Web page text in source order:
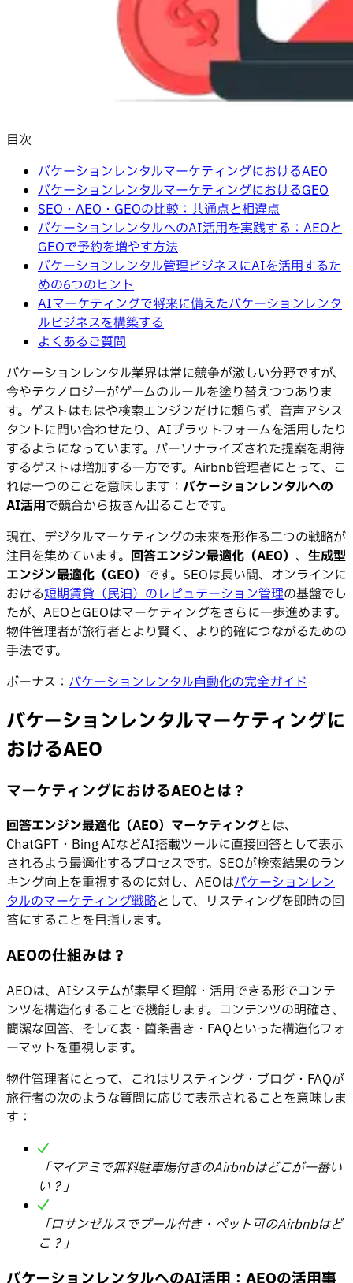
目次
バケーションレンタルマーケティングにおけるAEO
バケーションレンタルマーケティングにおけるGEO
SEO・AEO・GEOの比較：共通点と相違点
バケーションレンタルへのAI活用を実践する：AEOと
GEOで予約を増やす方法
バケーションレンタル管理ビジネスにAIを活用するた
めの6つのヒント
AIマーケティングで将来に備えたバケーションレンタ
ルビジネスを構築する
よくあるご質問
バケーションレンタル業界は常に競争が激しい分野ですが、
今やテクノロジーがゲームのルールを塗り替えつつありま
す。ゲストはもはや検索エンジンだけに頼らず、音声アシス
タントに問い合わせたり、AIプラットフォームを活用したり
するようになっています。パーソナライズされた提案を期待
するゲストは増加する一方です。Airbnb管理者にとって、こ
れは一つのことを意味します： バケーションレンタルへの
AI活用で競合から抜きん出ることです。
現在、デジタルマーケティングの未来を形作る二つの戦略が
注目を集めています。 回答エンジン最適化（AEO） 、 生成型
エンジン最適化（GEO） です。SEOは長い間、オンラインに
おける短期賃貸（民泊）のレピュテーション管理の基盤でし
たが、AEOとGEOはマーケティングをさらに一歩進めます。
物件管理者が旅行者とより賢く、より的確につながるための
手法です。
ボーナス： バケーションレンタル自動化の完全ガイド
バケーションレンタルマーケティングに
おけるAEO
マーケティングにおけるAEOとは？
回答エンジン最適化（AEO）マーケティングとは、
ChatGPT・Bing AIなどAI搭載ツールに直接回答として表示
されるよう最適化するプロセスです。SEOが検索結果のラン
キング向上を重視するのに対し、AEOはバケーションレン
タルのマーケティング戦略として、リスティングを即時の回
答にすることを目指します。
AEOの仕組みは？
AEOは、AIシステムが素早く理解・活用できる形でコンテ
ンツを構造化することで機能します。コンテンツの明確さ、
簡潔な回答、そして表・箇条書き・FAQといった構造化フォ
ーマットを重視します。
物件管理者にとって、これはリスティング・ブログ・FAQが
旅行者の次のような質問に応じて表示されることを意味しま
す：
「マイアミで無料駐車場付きのAirbnbはどこが一番い
い？」
「ロサンゼルスでプール付き・ペット可のAirbnbはど
こ？」